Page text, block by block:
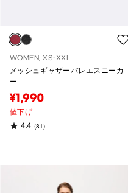
WOMEN, XS-XXL
メッシュギャザーバレエスニーカ
ー
¥1,990
値下げ
4.4 (81)